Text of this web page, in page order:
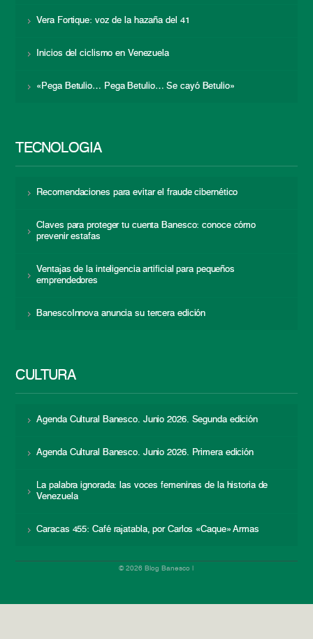
Vera Fortique: voz de la hazaña del 41
Inicios del ciclismo en Venezuela
«Pega Betulio… Pega Betulio… Se cayó Betulio»
TECNOLOGÍA
Recomendaciones para evitar el fraude cibernético
Claves para proteger tu cuenta Banesco: conoce cómo
prevenir estafas
Ventajas de la inteligencia artificial para pequeños
emprendedores
BanescoInnova anuncia su tercera edición
CULTURA
Agenda Cultural Banesco. Junio 2026. Segunda edición
Agenda Cultural Banesco. Junio 2026. Primera edición
La palabra ignorada: las voces femeninas de la historia de
Venezuela
Caracas 455: Café rajatabla, por Carlos «Caque» Armas
© 2026 Blog Banesco |